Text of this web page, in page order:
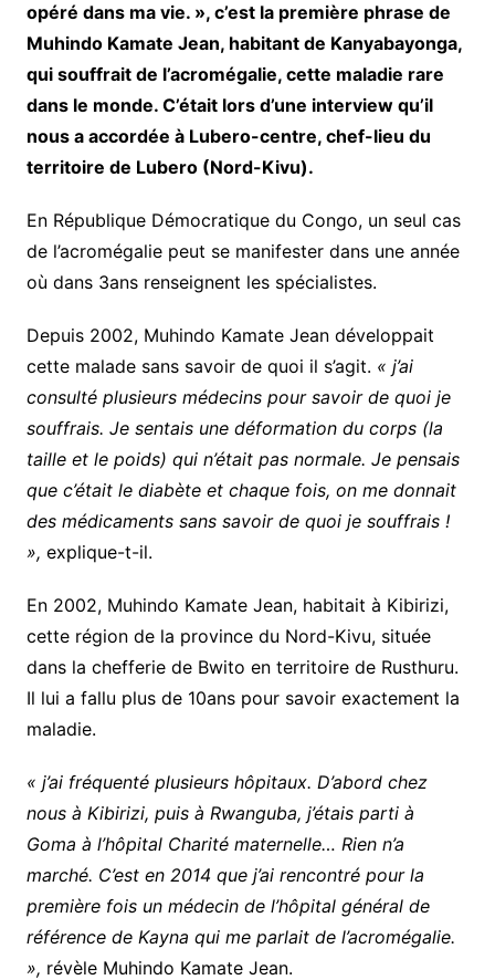
opéré dans ma vie. », c’est la première phrase de
Muhindo Kamate Jean, habitant de Kanyabayonga,
qui souffrait de l’acromégalie, cette maladie rare
dans le monde. C’était lors d’une interview qu’il
nous a accordée à Lubero-centre, chef-lieu du
territoire de Lubero (Nord-Kivu).
En République Démocratique du Congo, un seul cas
de l’acromégalie peut se manifester dans une année
où dans 3ans renseignent les spécialistes.
Depuis 2002, Muhindo Kamate Jean développait
cette malade sans savoir de quoi il s’agit. « j’ai
consulté plusieurs médecins pour savoir de quoi je
souffrais. Je sentais une déformation du corps (la
taille et le poids) qui n’était pas normale. Je pensais
que c’était le diabète et chaque fois, on me donnait
des médicaments sans savoir de quoi je souffrais !
», explique-t-il.
En 2002, Muhindo Kamate Jean, habitait à Kibirizi,
cette région de la province du Nord-Kivu, située
dans la chefferie de Bwito en territoire de Rusthuru.
Il lui a fallu plus de 10ans pour savoir exactement la
maladie.
« j’ai fréquenté plusieurs hôpitaux. D’abord chez
nous à Kibirizi, puis à Rwanguba, j’étais parti à
Goma à l’hôpital Charité maternelle… Rien n’a
marché. C’est en 2014 que j’ai rencontré pour la
première fois un médecin de l’hôpital général de
référence de Kayna qui me parlait de l’acromégalie.
», révèle Muhindo Kamate Jean.